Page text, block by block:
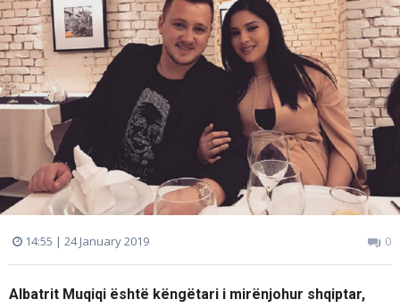
14:55 | 24 January 2019 0
Albatrit Muqiqi është këngëtari i mirënjohur shqiptar,